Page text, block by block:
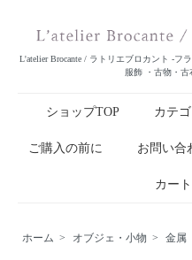
L'atelier Brocante / ラトリエブロカント -フ
服飾 ・古物・
ショップTOP カテ
ご購入の前に お問い合
カー
ホーム > オブジェ・小物 > 金属